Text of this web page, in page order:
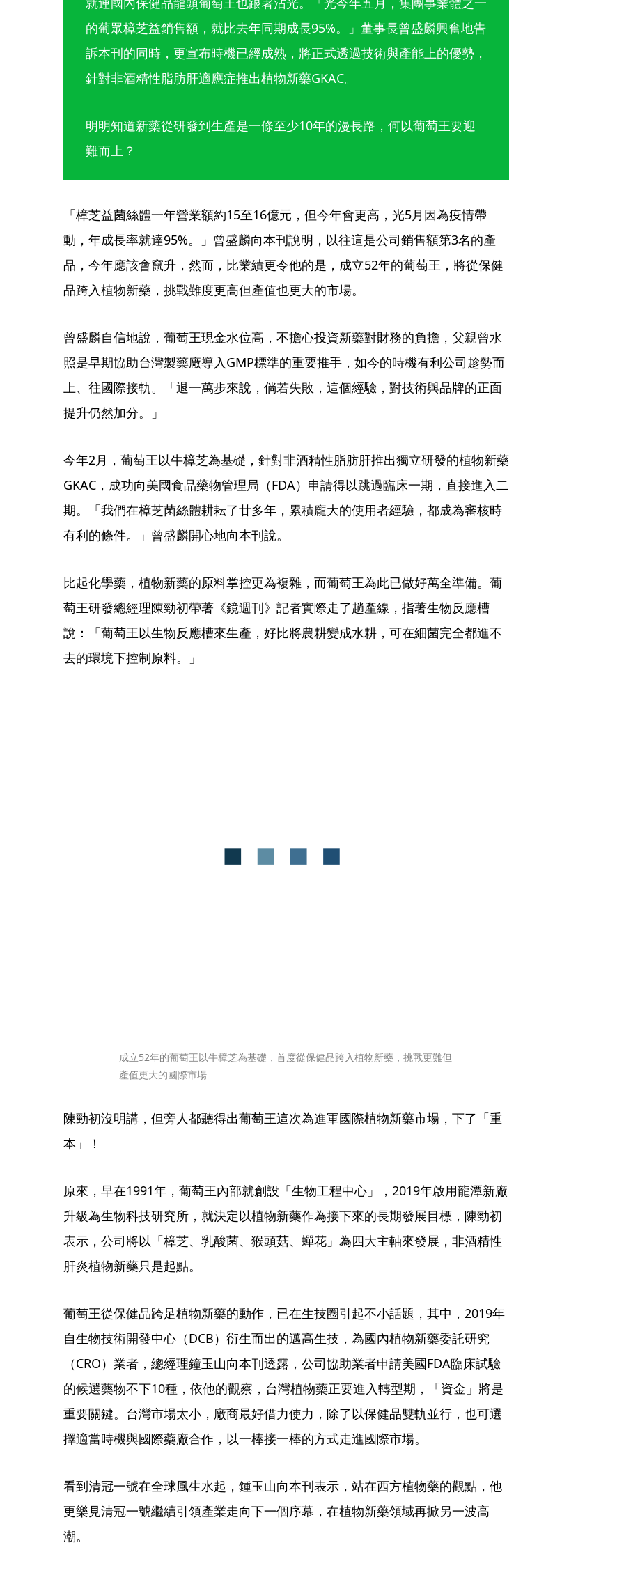
的葡眾樟芝益銷售額，就比去年同期成長95%。」董事長曾盛麟興奮地告
訴本刊的同時，更宣布時機已經成熟，將正式透過技術與產能上的優勢，
針對非酒精性脂肪肝適應症推出植物新藥GKAC。
明明知道新藥從研發到生產是一條至少10年的漫長路，何以葡萄王要迎
難而上？
「樟芝益菌絲體一年營業額約15至16億元，但今年會更高，光5月因為疫情帶
動，年成長率就達95%。」曾盛麟向本刊說明，以往這是公司銷售額第3名的產
品，今年應該會竄升，然而，比業績更令他的是，成立52年的葡萄王，將從保健
品跨入植物新藥，挑戰難度更高但產值也更大的市場。
曾盛麟自信地說，葡萄王現金水位高，不擔心投資新藥對財務的負擔，父親曾水
照是早期協助台灣製藥廠導入GMP標準的重要推手，如今的時機有利公司趁勢而
上、往國際接軌。「退一萬步來說，倘若失敗，這個經驗，對技術與品牌的正面
提升仍然加分。」
今年2月，葡萄王以牛樟芝為基礎，針對非酒精性脂肪肝推出獨立研發的植物新藥
GKAC，成功向美國食品藥物管理局（FDA）申請得以跳過臨床一期，直接進入二
期。「我們在樟芝菌絲體耕耘了廿多年，累積龐大的使用者經驗，都成為審核時
有利的條件。」曾盛麟開心地向本刊說。
比起化學藥，植物新藥的原料掌控更為複雜，而葡萄王為此已做好萬全準備。葡
萄王研發總經理陳勁初帶著《鏡週刊》記者實際走了趟產線，指著生物反應槽
說：「葡萄王以生物反應槽來生產，好比將農耕變成水耕，可在細菌完全都進不
去的環境下控制原料。」
成立52年的葡萄王以牛樟芝為基礎，首度從保健品跨入植物新藥，挑戰更難但
產值更大的國際市場
陳勁初沒明講，但旁人都聽得出葡萄王這次為進軍國際植物新藥市場，下了「重
本」！
原來，早在1991年，葡萄王內部就創設「生物工程中心」，2019年啟用龍潭新廠
升級為生物科技研究所，就決定以植物新藥作為接下來的長期發展目標，陳勁初
表示，公司將以「樟芝、乳酸菌、猴頭菇、蟬花」為四大主軸來發展，非酒精性
肝炎植物新藥只是起點。
葡萄王從保健品跨足植物新藥的動作，已在生技圈引起不小話題，其中，2019年
自生物技術開發中心（DCB）衍生而出的邁高生技，為國內植物新藥委託研究
（CRO）業者，總經理鐘玉山向本刊透露，公司協助業者申請美國FDA臨床試驗
的候選藥物不下10種，依他的觀察，台灣植物藥正要進入轉型期，「資金」將是
重要關鍵。台灣市場太小，廠商最好借力使力，除了以保健品雙軌並行，也可選
擇適當時機與國際藥廠合作，以一棒接一棒的方式走進國際市場。
看到清冠一號在全球風生水起，鍾玉山向本刊表示，站在西方植物藥的觀點，他
更樂見清冠一號繼續引領產業走向下一個序幕，在植物新藥領域再掀另一波高
潮。